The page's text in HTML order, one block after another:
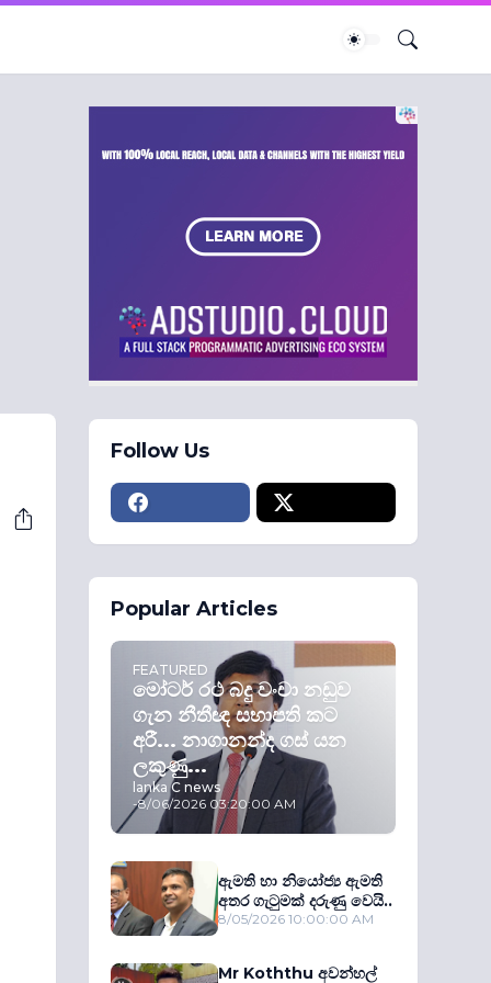
Follow Us
Popular Articles
FEATURED
මෝටර් රථ බදු වංචා නඩුව
ගැන නීතීඥ සභාපති කට
අරී... නාගානන්ද ගස් යන
ලකුණු...
lanka C news
-8/06/2026 03:20:00 AM
ඇමති හා නියෝජ්‍ය ඇමති
අතර ගැටුමක් දරුණු වෙයි..
8/05/2026 10:00:00 AM
Mr Koththu අවන්හල්